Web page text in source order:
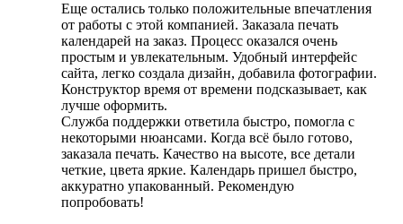
Еще остались только положительные впечатления
от работы с этой компанией. Заказала печать
календарей на заказ. Процесс оказался очень
простым и увлекательным. Удобный интерфейс
сайта, легко создала дизайн, добавила фотографии.
Конструктор время от времени подсказывает, как
лучше оформить.
Служба поддержки ответила быстро, помогла с
некоторыми нюансами. Когда всё было готово,
заказала печать. Качество на высоте, все детали
четкие, цвета яркие. Календарь пришел быстро,
аккуратно упакованный. Рекомендую
попробовать!